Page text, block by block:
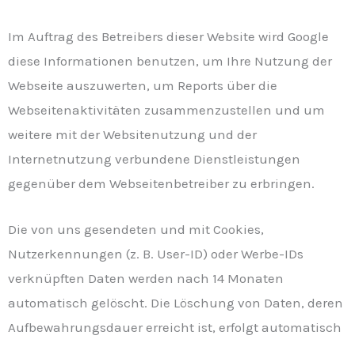
Im Auftrag des Betreibers dieser Website wird Google
diese Informationen benutzen, um Ihre Nutzung der
Webseite auszuwerten, um Reports über die
Webseitenaktivitäten zusammenzustellen und um
weitere mit der Websitenutzung und der
Internetnutzung verbundene Dienstleistungen
gegenüber dem Webseitenbetreiber zu erbringen.
Die von uns gesendeten und mit Cookies,
Nutzerkennungen (z. B. User-ID) oder Werbe-IDs
verknüpften Daten werden nach 14 Monaten
automatisch gelöscht. Die Löschung von Daten, deren
Aufbewahrungsdauer erreicht ist, erfolgt automatisch